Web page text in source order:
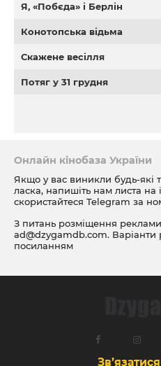
Я, «Побєда» і Берлін
Конотопська відьма
Скажене весілля
Потяг у 31 грудня
Онлайн кінобаза України
Якщо у вас виникли будь-які
ласка, напишіть нам листа на
скористайтеся Telegram за
З питань розміщення
ad@dzygamdb.com. Варіанти
посиланням